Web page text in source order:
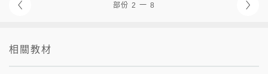
部份 2 一 8
相關教材